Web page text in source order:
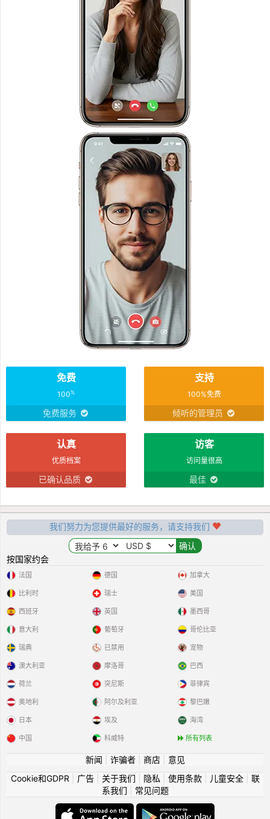
免费
100%
免费服务
支持
100%免费
倾听的管理员
认真
优质档案
已确认品质
访客
访问量很高
最佳
我们努力为您提供最好的服务，请支持我们
按国家约会
法国
比利时
西班牙
意大利
瑞典
德国
瑞士
英国
葡萄牙
已禁用
加拿大
美国
墨西哥
哥伦比亚
宠物
澳大利亚
荷兰
奥地利
日本
中国
摩洛哥
突尼斯
阿尔及利亚
埃及
科威特
巴西
菲律宾
黎巴嫩
海湾
所有列表
新闻 诈骗者| 商店| 意见
Cookie和GDPR
广告| 关于我们 隐私 使用条款| 儿童安全| 联
系我们
常见问题